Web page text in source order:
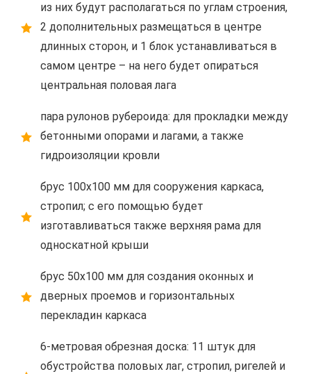
из них будут располагаться по углам строения,
2 дополнительных размещаться в центре
длинных сторон, и 1 блок устанавливаться в
самом центре – на него будет опираться
центральная половая лага
пара рулонов рубероида: для прокладки между
бетонными опорами и лагами, а также
гидроизоляции кровли
брус 100х100 мм для сооружения каркаса,
стропил; с его помощью будет
изготавливаться также верхняя рама для
односкатной крыши
брус 50х100 мм для создания оконных и
дверных проемов и горизонтальных
перекладин каркаса
6-метровая обрезная доска: 11 штук для
обустройства половых лаг, стропил, ригелей и